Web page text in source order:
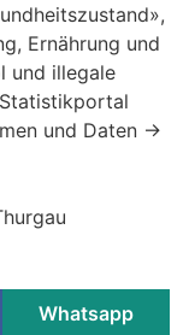
Ernährung und
und illegale
und Daten ->
Whatsapp